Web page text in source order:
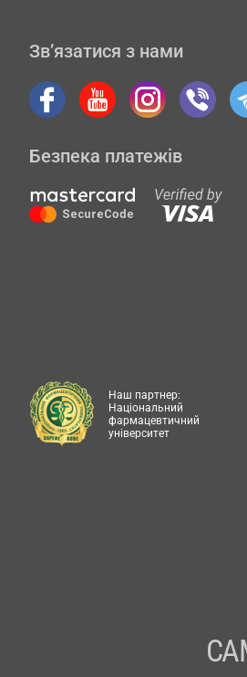
Зв’язатися з нами
Безпека платежів
Наш партнер:
Національний
фармацевтичний
університет